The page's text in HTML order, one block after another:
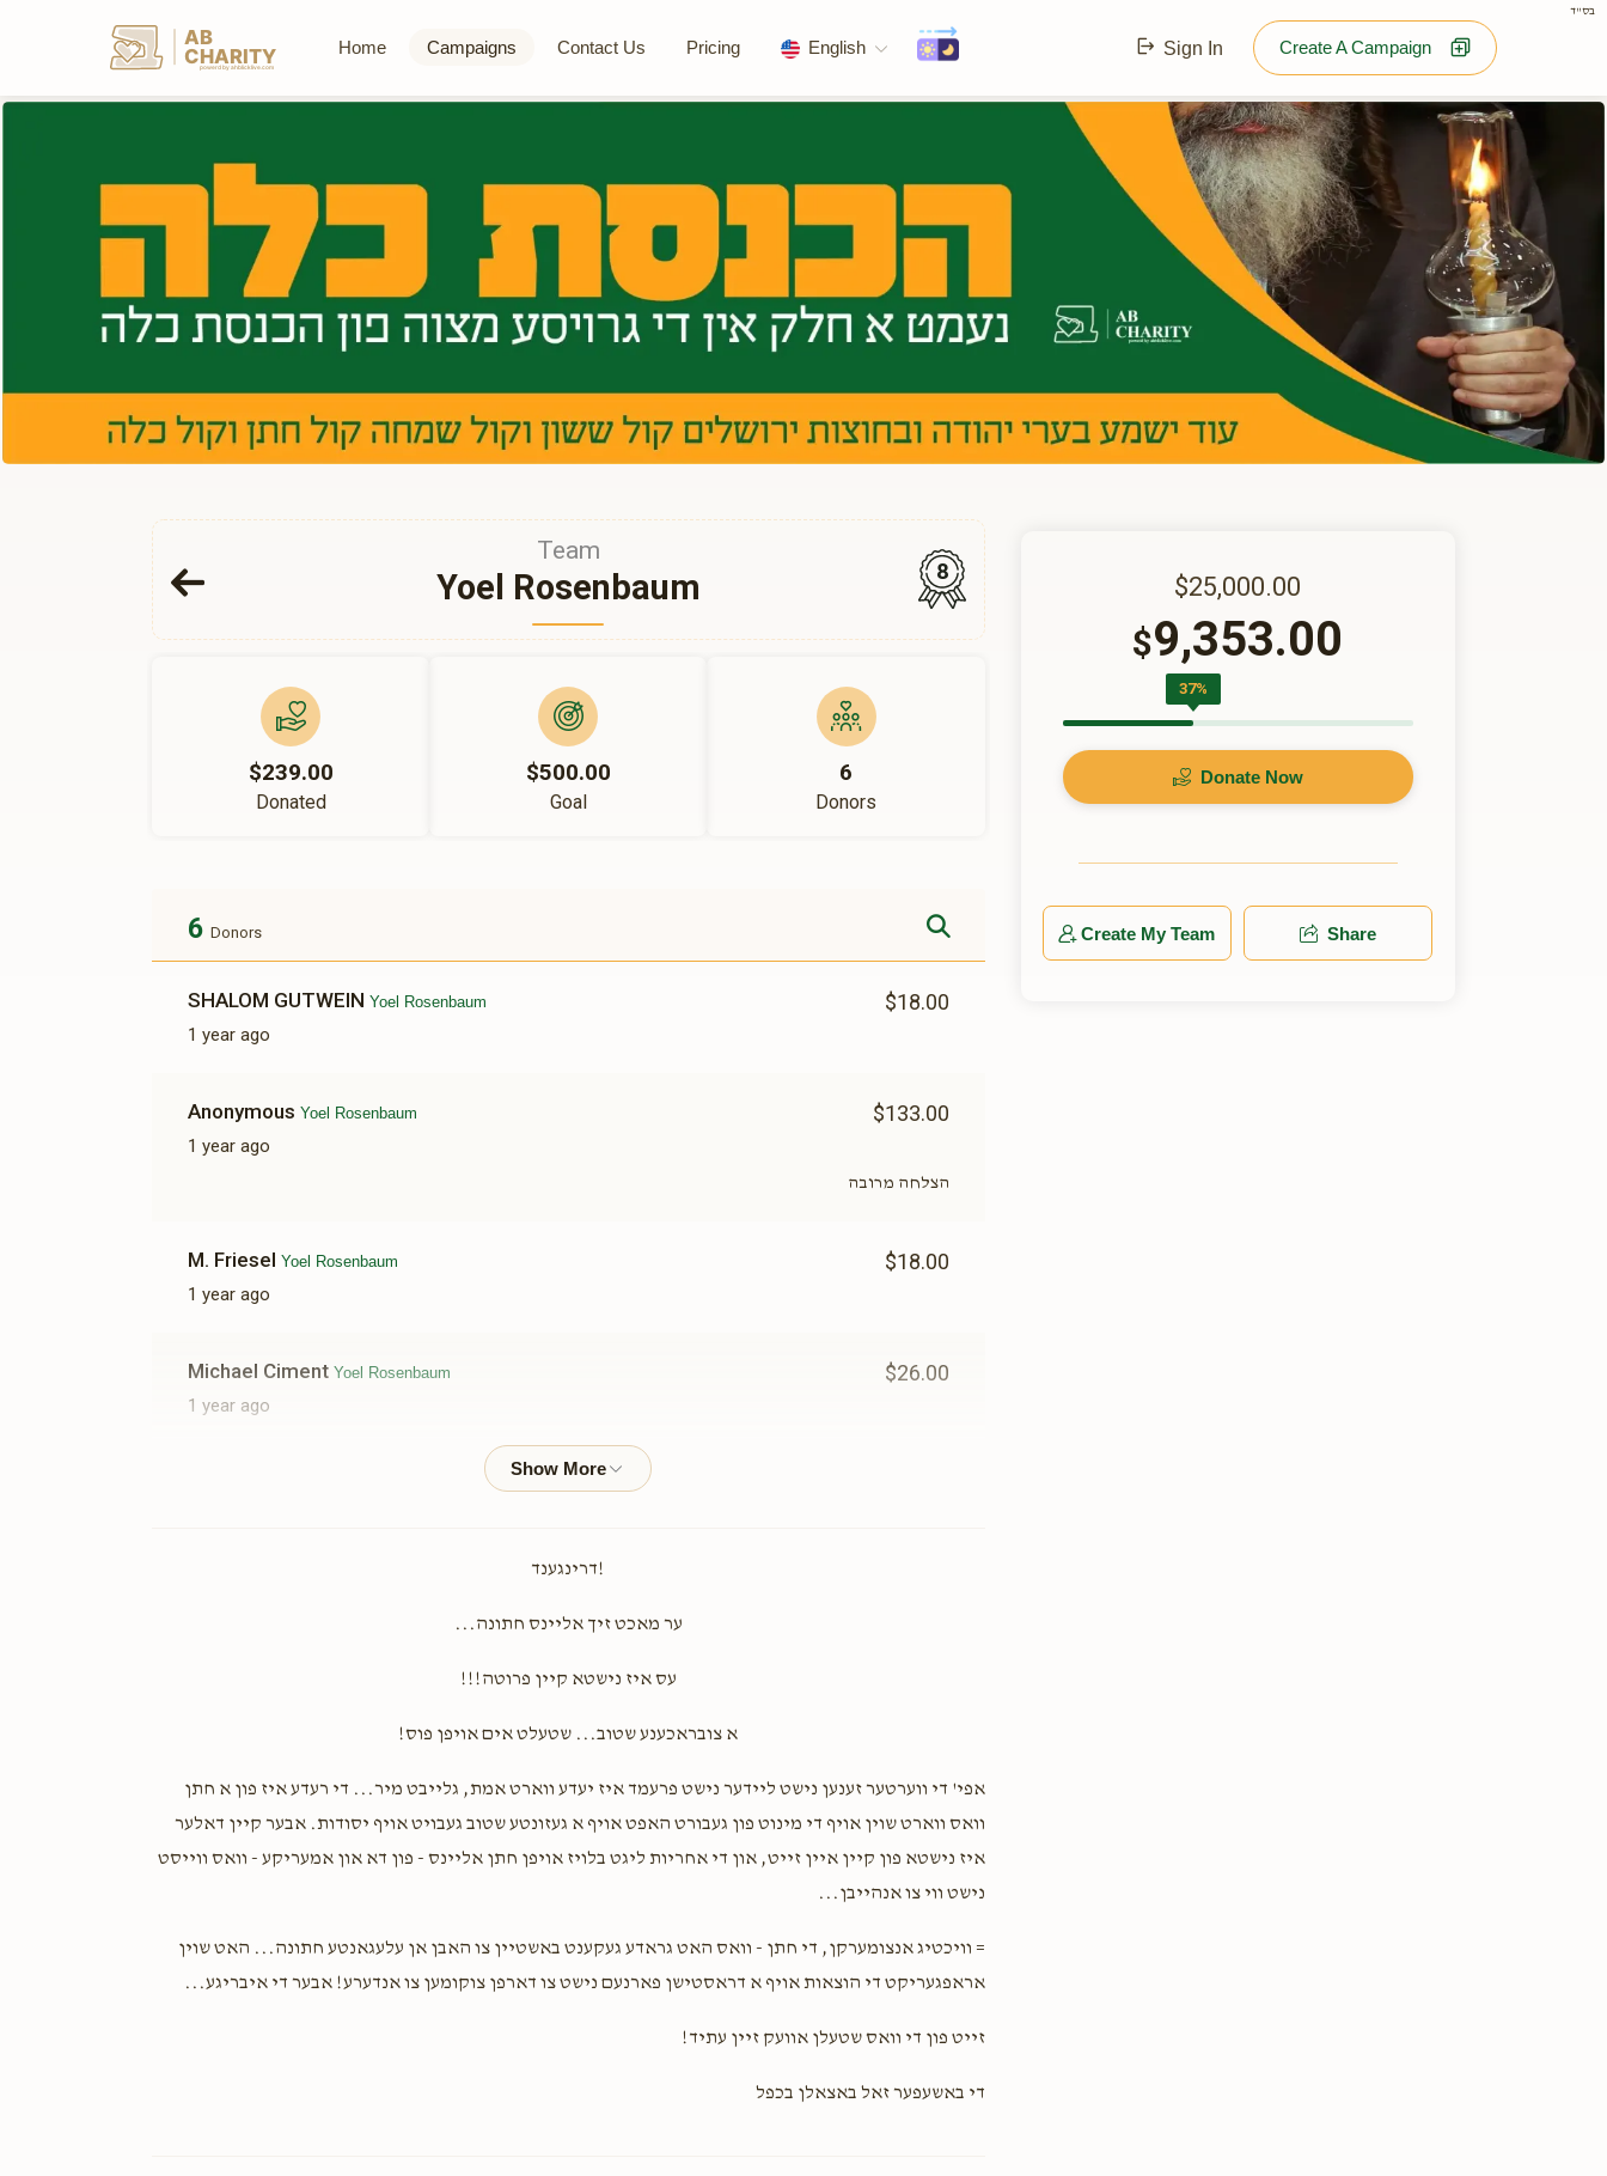
בס"ד
AB
CHARITY
powerd by ahblicklive.com
Home Campaigns Contact Us Pricing English Sign In Create A Campaign
Team
Yoel Rosenbaum 8
$239.00
Donated
$500.00
Goal
6
Donors
6 Donors
SHALOM GUTWEIN Yoel Rosenbaum
1 year ago
$18.00
Anonymous Yoel Rosenbaum
1 year ago
$133.00
הצלחה מרובה
M. Friesel Yoel Rosenbaum
1 year ago
$18.00
Michael Ciment Yoel Rosenbaum
1 year ago
$26.00
!דרינגענד
ער מאכט זיך אליינס חתונה...
עס איז נישטא קיין פרוטה!!!
א צובראכענע שטוב... שטעלט אים אויפן פוס!
אפי' די ווערטער זענען נישט ליידער נישט פרעמד איז יעדע ווארט אמת, גלייבט מיר... די רעדע איז פון א חתן
וואס ווארט שוין אויף די מינוט פון געבורט האפט אויף א געזונטע שטוב געבויט אויף יסודות. אבער קיין דאלער
איז נישטא פון קיין איין זייט, און די אחריות ליגט בלויז אויפן חתן אליינס - פון דא און אמעריקע - וואס ווייסט
נישט ווי צו אנהייבן...
= וויכטיג אנצומערקן, די חתן - וואס האט גראדע געקענט באשטיין צו האבן אן עלעגאנטע חתונה... האט שוין
אראפגעריקט די הוצאות אויף א דראסטישן פארנעם נישט צו דארפן צוקומען צו אנדערע! אבער די איבריגע...
זייט פון די וואס שטעלן אוועק זיין עתיד!
די באשעפער זאל באצאלן בכפל
$25,000.00
$9,353.00
37%
Donate Now
Create My Team Share